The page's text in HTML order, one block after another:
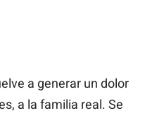
a generar un dolor
a la familia real. Se